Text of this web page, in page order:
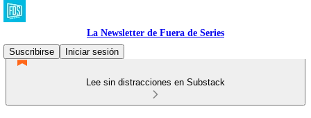
La Newsletter de Fuera de Series
Suscribirse
Iniciar sesión
Lee sin distracciones en Substack